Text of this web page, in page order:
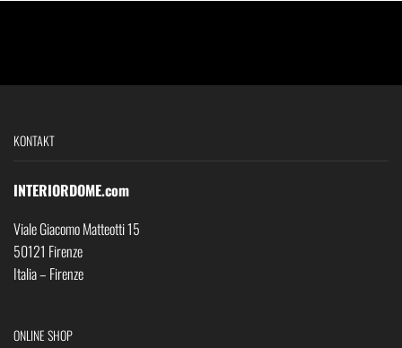
KONTAKT
INTERIORDOME.com
Viale Giacomo Matteotti 15
50121 Firenze
Italia – Firenze
ONLINE SHOP